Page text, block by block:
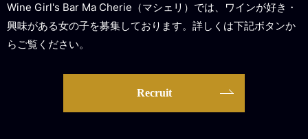
Wine Girl's Bar Ma Cherie（マシェリ）では、ワインが好き・
興味がある女の子を募集しております。詳しくは下記ボタンか
らご覧ください。
Recruit